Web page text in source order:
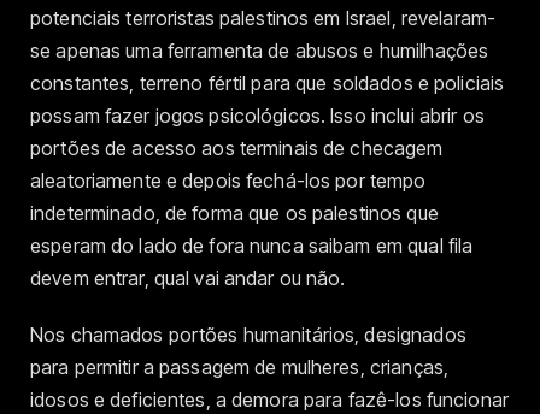
potenciais terroristas palestinos em Israel, revelaram-
se apenas uma ferramenta de abusos e humilhações
constantes, terreno fértil para que soldados e policiais
possam fazer jogos psicológicos. Isso inclui abrir os
portões de acesso aos terminais de checagem
aleatoriamente e depois fechá-los por tempo
indeterminado, de forma que os palestinos que
esperam do lado de fora nunca saibam em qual fila
devem entrar, qual vai andar ou não.
Nos chamados portões humanitários, designados
para permitir a passagem de mulheres, crianças,
idosos e deficientes, a demora para fazê-los funcionar